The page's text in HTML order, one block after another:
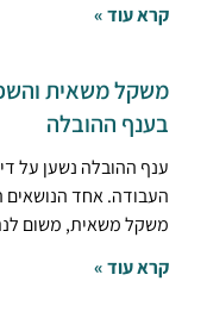
קרא עוד »
משקל משאית
בענף ההובלה
ענף ההובלה נשען על
העבודה. אחד הנושאים
משקל משאית, משום
קרא עוד »